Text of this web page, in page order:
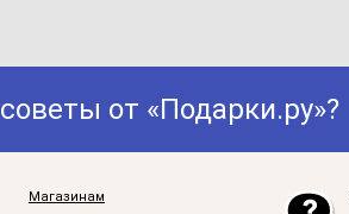
советы от «Подарки.ру»?
Магазинам